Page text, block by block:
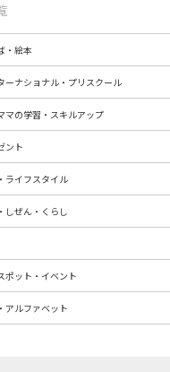
・絵本
ーナショナル・プリスクール
マの学習・スキルアップ
ント
ライフスタイル
しぜん・くらし
ポット・イベント
アルファベット